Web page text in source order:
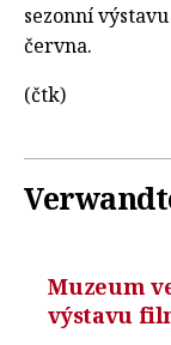
sezonní
června.
(čtk)
Muzeum
výstavu